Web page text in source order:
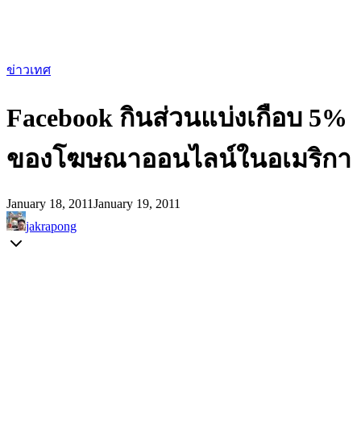
ข่าวเทศ
Facebook กินส่วนแบ่งเกือบ 5%
ของโฆษณาออนไลน์ในอเมริกา
January 18, 2011January 19, 2011
jakrapong